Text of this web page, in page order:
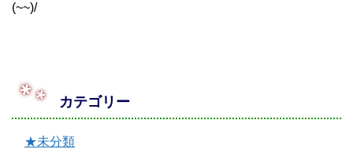
(~~)/
カテゴリー
★未分類